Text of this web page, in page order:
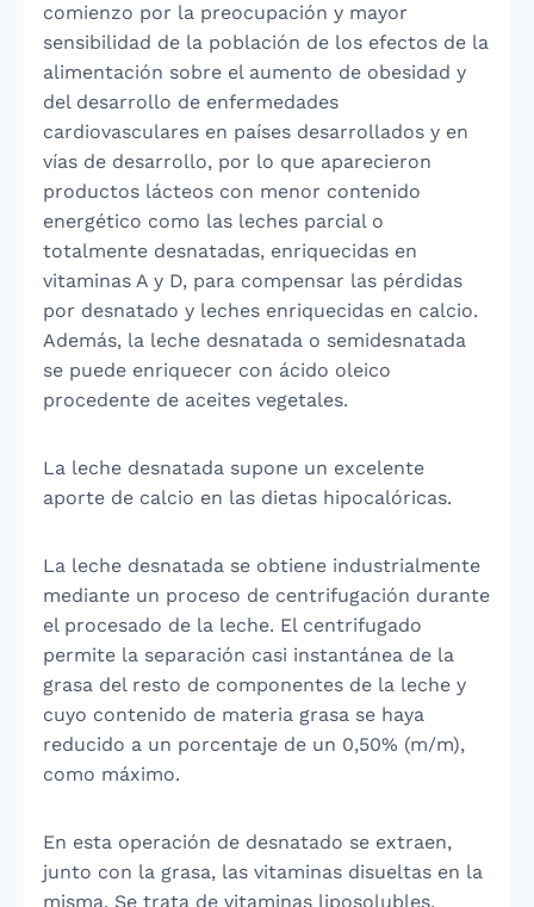
comienzo por la preocupación y mayor
sensibilidad de la población de los efectos de la
alimentación sobre el aumento de obesidad y
del desarrollo de enfermedades
cardiovasculares en países desarrollados y en
vías de desarrollo, por lo que aparecieron
productos lácteos con menor contenido
energético como las leches parcial o
totalmente desnatadas, enriquecidas en
vitaminas A y D, para compensar las pérdidas
por desnatado y leches enriquecidas en calcio.
Además, la leche desnatada o semidesnatada
se puede enriquecer con ácido oleico
procedente de aceites vegetales.
La leche desnatada supone un excelente
aporte de calcio en las dietas hipocalóricas.
La leche desnatada se obtiene industrialmente
mediante un proceso de centrifugación durante
el procesado de la leche. El centrifugado
permite la separación casi instantánea de la
grasa del resto de componentes de la leche y
cuyo contenido de materia grasa se haya
reducido a un porcentaje de un 0,50% (m/m),
como máximo.
En esta operación de desnatado se extraen,
junto con la grasa, las vitaminas disueltas en la
misma. Se trata de vitaminas liposolubles,